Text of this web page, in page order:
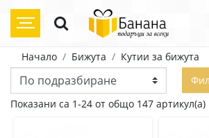
Начало Бижута
Кутии за бижута
Показани са 1-24 от общо 147 артикул(а)